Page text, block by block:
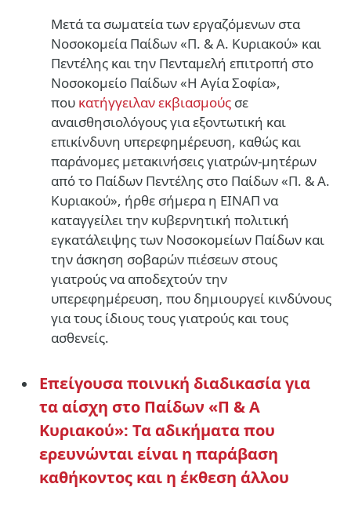
Mετά τα σωματεία των εργαζόμενων στα
Νοσοκομεία Παίδων «Π. & Α. Κυριακού» και
Πεντέλης και την Πενταμελή επιτροπή στο
Νοσοκομείο Παίδων «Η Αγία Σοφία»,
που κατήγγειλαν εκβιασμούς σε
αναισθησιολόγους για εξοντωτική και
επικίνδυνη υπερεφημέρευση, καθώς και
παράνομες μετακινήσεις γιατρών-μητέρων
από το Παίδων Πεντέλης στο Παίδων «Π. & Α.
Κυριακού», ήρθε σήμερα η ΕΙΝΑΠ να
καταγγείλει την κυβερνητική πολιτική
εγκατάλειψης των Νοσοκομείων Παίδων και
την άσκηση σοβαρών πιέσεων στους
γιατρούς να αποδεχτούν την
υπερεφημέρευση, που δημιουργεί κινδύνους
για τους ίδιους τους γιατρούς και τους
ασθενείς.
Επείγουσα ποινική διαδικασία για
τα αίσχη στο Παίδων «Π & Α
Κυριακού»: Τα αδικήματα που
ερευνώνται είναι η παράβαση
καθήκοντος και η έκθεση άλλου